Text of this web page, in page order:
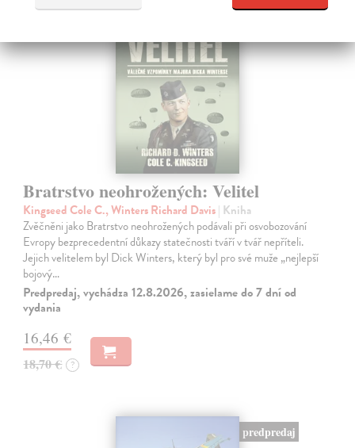
predpredaj
Bratrstvo neohrožených: Velitel
Kingseed Cole C., Winters Richard Davis| Kniha
Zvěčněni jako Bratrstvo neohrožených podávali při osvobozování
Evropy bezprecedentní důkazy statečnosti tváří v tvář nepříteli.
Jejich velitelem byl Dick Winters, který byl pro své muže „nejlepší
bojový…
Predpredaj, vychádza 12.8.2026, zasielame do 7 dní od
vydania
16,46 €
18,70 € ?
predpredaj